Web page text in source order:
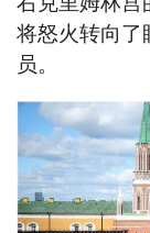
将怒火转向
员。